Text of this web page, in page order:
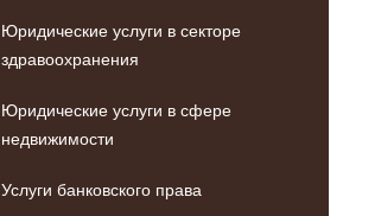
Юридические услуги в секторе
здравоохранения
Юридические услуги в сфере
недвижимости
Услуги банковского права